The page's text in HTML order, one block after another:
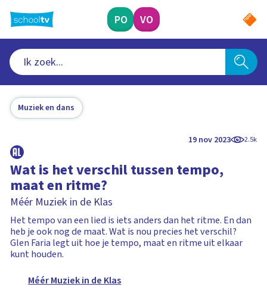
naar
hoofdinhoud
PO VO
Muziek en dans
19 nov 2023 2.5k
Wat is het verschil tussen tempo,
maat en ritme?
Méér Muziek in de Klas
Het tempo van een lied is iets anders dan het ritme. En dan
heb je ook nog de maat. Wat is nou precies het verschil?
Glen Faria legt uit hoe je tempo, maat en ritme uit elkaar
kunt houden.
Méér Muziek in de Klas